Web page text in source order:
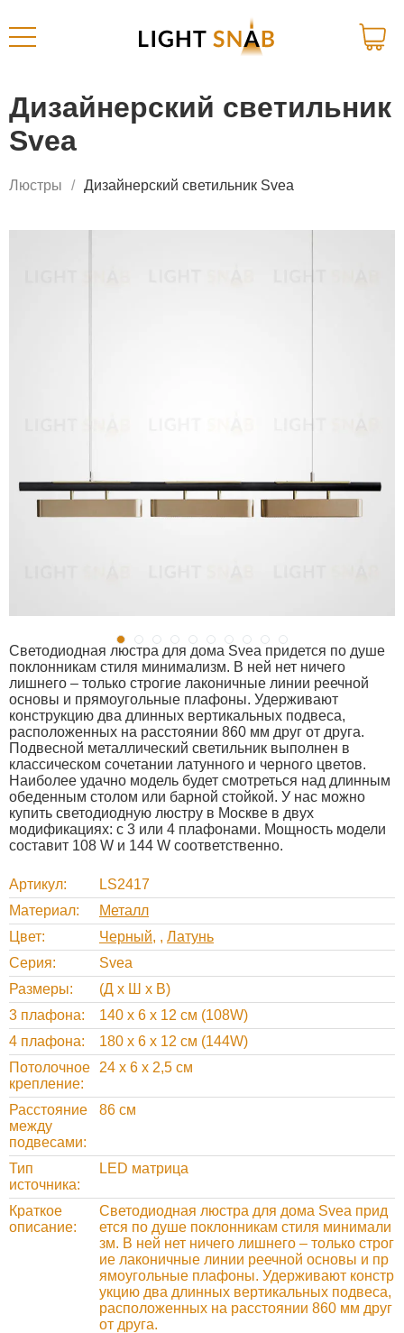
Дизайнерский светильник
Svea
Люстры Дизайнерский светильник Svea
Светодиодная люстра для дома Svea придется по душе
поклонникам стиля минимализм. В ней нет ничего
лишнего – только строгие лаконичные линии реечной
основы и прямоугольные плафоны. Удерживают
конструкцию два длинных вертикальных подвеса,
расположенных на расстоянии 860 мм друг от друга.
Подвесной металлический светильник выполнен в
классическом сочетании латунного и черного цветов.
Наиболее удачно модель будет смотреться над длинным
обеденным столом или барной стойкой. У нас можно
купить светодиодную люстру в Москве в двух
модификациях: с 3 или 4 плафонами. Мощность модели
составит 108 W и 144 W соответственно.
Артикул
LS2417
Материал
Металл
Цвет
Черный , Латунь
Серия
Svea
Размеры
(Д х Ш х В)
3 плафона
140 х 6 х 12 см (108W)
4 плафона
180 х 6 х 12 см (144W)
Потолочное
крепление
24 х 6 х 2,5 см
Расстояние
между
подвесами
86 см
Тип
источника
LED матрица
Краткое
описание
Светодиодная люстра для дома Svea прид
ется по душе поклонникам стиля минимали
зм. В ней нет ничего лишнего – только строг
ие лаконичные линии реечной основы и пр
ямоугольные плафоны. Удерживают констр
укцию два длинных вертикальных подвеса,
расположенных на расстоянии 860 мм друг
от друга.